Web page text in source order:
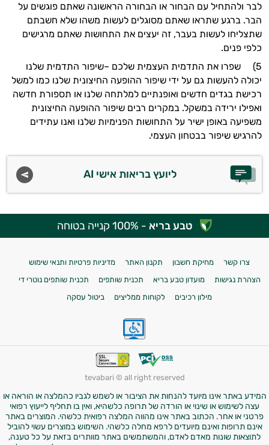
לבר ולהתחיל עם הבחור או הבחורה הראשונה שאתם פוגשים על
הבר. ברגע שתראו שאתם מסוגלים לעשות משהו שלא חשבתם
שתצליחו לעשות בעבר, זה יעצים את התחושות שאתם מרגישים
כלפי פנים.
5) שפרו את התדמית העצמית שלכם
–שיפור התדמית שלנו
יכולה להעשות גם על ידי שיפור ההופעה החיצונית שלנו כמו למשל
רכישת בגדים חדשים ואופנתיים למלתחה שלנו או תספורת חדשה
ואפילו ירידה במשקל. במקרים רבים שיפור ההופעה החיצונית
משפיעה באופן ישיר על התחושות הפנימיות שלנו ואנו עתידים
להרגיש שיפור בבטחון העצמי.
ליועץ בריאות אישי AI
טבע בריא - 100% קנייה בטוחה
צרו קשר מחיקת חשבון תקנון האתר
מדיניות פרטיות ותנאי שימוש
הצהרת נגישות
מועדון טבע בריא תכנית שותפים
תכנית שותפים נוטרי די
מילון רכיבים
לקוחות ממליצים ביטול עסקה
tevabari © all right reserved
המידע באתר אינו מיועד להנחות את הציבור או לשמש לגביו כהמלצה או הוראה או
עצה לשימוש או שינוי או הורדה של תרופה כלשהיא, ואין בו תחליף לייעוץ רפואי
פרטני או אחר. הכתוב באתר אינו מהווה המלצה רפואית כלשהי. המוצרים באתר
אינם תרופות ואינם מיועדים לרפא מחלה כלשהי. השימוש במוצרים עשוי להוביל
לתוצאות שונות מאדם לאדם, והמשתמשים באתר מוותרים בזאת על כל טענה,